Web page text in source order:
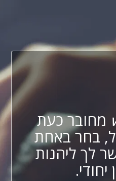
מחובר כעת
בחר באחת
לך ליהנות